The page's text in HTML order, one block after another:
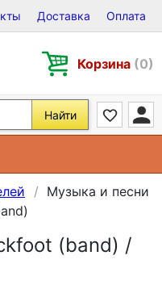
Виниле, CD и DVD
Доставка Оплата
Корзина (0)
Найти
Музыка и песни
(band) /